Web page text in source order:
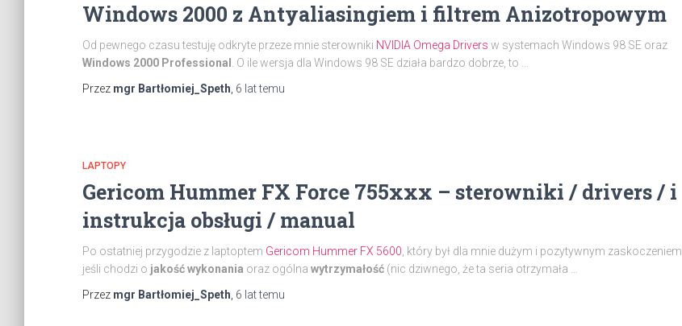
Windows 2000 z Antyaliasingiem i filtrem Anizotropowym
Od pewnego czasu testuję odkryte przeze mnie sterowniki NVIDIA Omega Drivers w systemach Windows 98 SE oraz
Windows 2000 Professional
. O ile wersja dla Windows 98 SE działa bardzo dobrze, to …
Przez mgr Bartłomiej_Speth 6 lattemu
LAPTOPY
Gericom Hummer FX Force 755xxx – sterowniki / drivers / i
instrukcja obsługi / manual
Po ostatniej przygodzie z laptoptem Gericom Hummer FX 5600 , który był dla mnie dużym i pozytywnym zaskoczeniem
jeśli chodzi o jakość wykonania oraz ogólna wytrzymałość (nic dziwnego, że ta seria otrzymała …
Przez mgr Bartłomiej_Speth 6 lattemu